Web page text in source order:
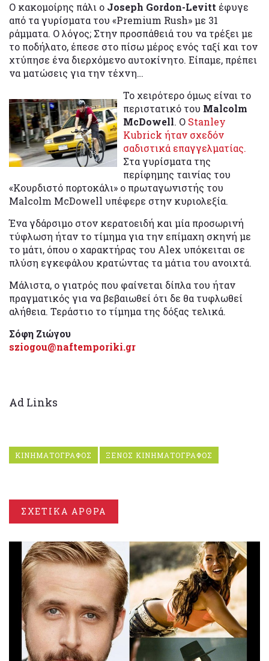
Ο κακομοίρης πάλι ο Joseph Gordon-Levitt έφυγε
από τα γυρίσματα του «Premium Rush» με 31
ράμματα. Ο λόγος; Στην προσπάθειά του να τρέξει με
το ποδήλατο, έπεσε στο πίσω μέρος ενός ταξί και τον
χτύπησε ένα διερχόμενο αυτοκίνητο. Είπαμε, πρέπει
να ματώσεις για την τέχνη…
Το χειρότερο όμως είναι το
περιστατικό του Malcolm
McDowell. Ο Stanley
Kubrick ήταν σχεδόν
σαδιστικά επαγγελματίας.
Στα γυρίσματα της
περίφημης ταινίας του
«Κουρδιστό πορτοκάλι» ο πρωταγωνιστής του
Malcolm McDowell υπέφερε στην κυριολεξία.
Ένα γδάρσιμο στον κερατοειδή και μία προσωρινή
τύφλωση ήταν το τίμημα για την επίμαχη σκηνή με
το μάτι, όπου ο χαρακτήρας του Alex υπόκειται σε
πλύση εγκεφάλου κρατώντας τα μάτια του ανοιχτά.
Μάλιστα, ο γιατρός που φαίνεται δίπλα του ήταν
πραγματικός για να βεβαιωθεί ότι δε θα τυφλωθεί
αλήθεια. Τεράστιο το τίμημα της δόξας τελικά.
Σόφη Ζιώγου
sziogou@naftemporiki.gr
Ad Links
ΚΙΝΗΜΑΤΟΓΡΑΦΟΣ ΞΕΝΟΣ ΚΙΝΗΜΑΤΟΓΡΑΦΟΣ
ΣΧΕΤΙΚΑ ΑΡΘΡΑ